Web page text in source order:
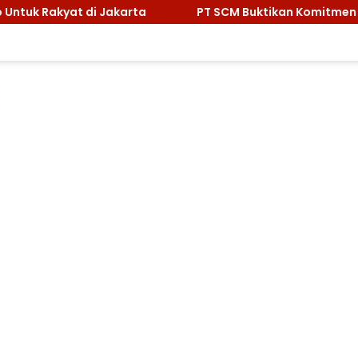
PT SCM Buktikan Komitmen Lingkungan, Sabet